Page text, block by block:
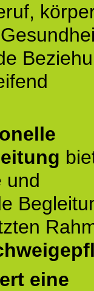
und
eine